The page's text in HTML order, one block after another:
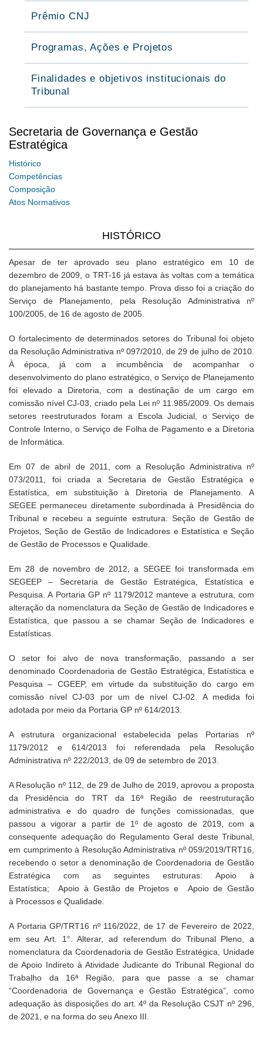
Secretaria de Governança e Gestão
Estratégica
Histórico
Competências
Composição
Atos Normativos
HISTÓRICO
Apesar de ter aprovado seu plano estratégico em 10 de
dezembro de 2009, o TRT-16 já estava às voltas com a temática
do planejamento há bastante tempo. Prova disso foi a criação do
Serviço de Planejamento, pela Resolução Administrativa nº
100/2005, de 16 de agosto de 2005.
O fortalecimento de determinados setores do Tribunal foi objeto
da Resolução Administrativa nº 097/2010, de 29 de julho de 2010.
À época, já com a incumbência de acompanhar o
desenvolvimento do plano estratégico, o Serviço de Planejamento
foi elevado a Diretoria, com a destinação de um cargo em
comissão nível CJ-03, criado pela Lei nº 11.985/2009. Os demais
setores reestruturados foram a Escola Judicial, o Serviço de
Controle Interno, o Serviço de Folha de Pagamento e a Diretoria
de Informática.
Em 07 de abril de 2011, com a Resolução Administrativa nº
073/2011, foi criada a Secretaria de Gestão Estratégica e
Estatística, em substituição à Diretoria de Planejamento. A
SEGEE permaneceu diretamente subordinada à Presidência do
Tribunal e recebeu a seguinte estrutura: Seção de Gestão de
Projetos, Seção de Gestão de Indicadores e Estatística e Seção
de Gestão de Processos e Qualidade.
Em 28 de novembro de 2012, a SEGEE foi transformada em
SEGEEP – Secretaria de Gestão Estratégica, Estatística e
Pesquisa. A Portaria GP nº 1179/2012 manteve a estrutura, com
alteração da nomenclatura da Seção de Gestão de Indicadores e
Estatística, que passou a se chamar Seção de Indicadores e
Estatísticas.
O setor foi alvo de nova transformação, passando a ser
denominado Coordenadoria de Gestão Estratégica, Estatística e
Pesquisa – CGEEP, em virtude da substituição do cargo em
comissão nível CJ-03 por um de nível CJ-02. A medida foi
adotada por meio da Portaria GP nº 614/2013.
A estrutura organizacional estabelecida pelas Portarias nº
1179/2012 e 614/2013 foi referendada pela Resolução
Administrativa nº 222/2013, de 09 de setembro de 2013.
A Resolução nº 112, de 29 de Julho de 2019, aprovou a proposta
da Presidência do TRT da 16ª Região de reestruturação
administrativa e do quadro de funções comissionadas, que
passou a vigorar a partir de 1º de agosto de 2019, com a
consequente adequação do Regulamento Geral deste Tribunal,
em cumprimento à Resolução Administrativa nº 059/2019/TRT16,
recebendo o setor a denominação de Coordenadoria de Gestão
Estratégica com as seguintes estruturas: Apoio à
Estatística; Apoio à Gestão de Projetos e Apoio de Gestão
à Processos e Qualidade.
A Portaria GP/TRT16 nº 116/2022, de 17 de Fevereiro de 2022,
em seu Art. 1°. Alterar, ad referendum do Tribunal Pleno, a
nomenclatura da Coordenadoria de Gestão Estratégica, Unidade
de Apoio Indireto à Atividade Judicante do Tribunal Regional do
Trabalho da 16ª Região, para que passe a se chamar
“Coordenadoria de Governança e Gestão Estratégica”, como
adequação às disposições do art. 4º da Resolução CSJT nº 296,
de 2021, e na forma do seu Anexo III.
Prêmio CNJ
Programas, Ações e Projetos
Finalidades e objetivos institucionais do
Tribunal